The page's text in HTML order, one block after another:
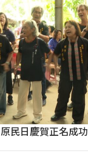
民日慶賀正名成功